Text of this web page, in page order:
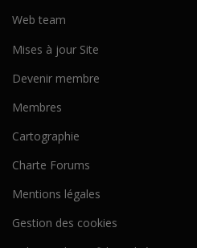
Web team
Mises à jour Site
Devenir membre
Membres
Cartographie
Charte Forums
Mentions légales
Gestion des cookies